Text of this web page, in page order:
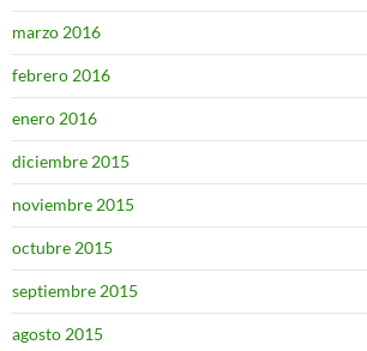
marzo 2016
febrero 2016
enero 2016
diciembre 2015
noviembre 2015
octubre 2015
septiembre 2015
agosto 2015